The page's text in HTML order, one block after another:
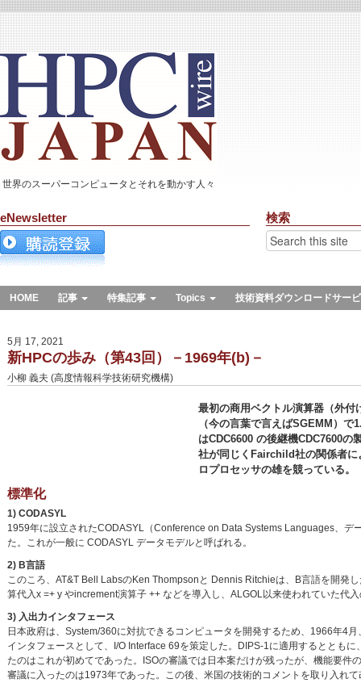
世界のスーパーコンピュータとそれを動かす人々
eNewsletter 検索
HOME 記事 特集記事 Topics 技術資料ダウンロードサー
5月 17, 2021
新HPCの歩み（第43回）－1969年(b)－
小柳 義夫 (高度情報科学技術研究機構)
最初の商用ベクトル演算器（外
（今の言葉で言えばSGEMM）
はCDC6600 の後継機CDC7600
社が同じくFairchild社の関係者に
ロプロセッサの雄を競っている。
標準化
1) CODASYL
1959年に設立されたCODASYL（Conference on Data Systems Languages、
た。これが一般に CODASYL データモデルと呼ばれる。
2) B言語
このころ、AT&T Bell LabsのKen Thompsonと Dennis Ritchieは、B言語を開発
算代入x =+ y やincrement演算子 ++ などを導入し、ALGOL以来使われていた代
3) 入出力インタフェース
日本政府は、System/360に対抗できるコンピュータを開発するため、1966年4
インタフェースとして、I/O Interface 69を策定した。DIPS-1に適用するととも
たのはこれが初めてであった。ISOの審議では日本案だけが残ったが、機能要
審議に入ったのは1973年であった。この後、米国の技術的コメントを取り入れ